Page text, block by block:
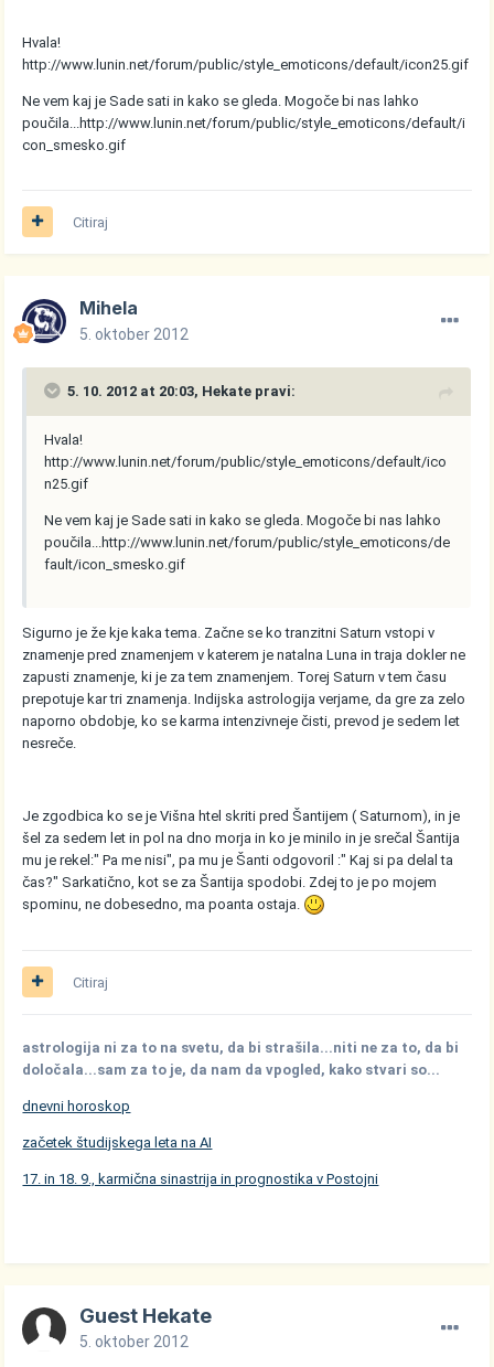
Hvala!
http://www.lunin.net/forum/public/style_emoticons/default/icon25.gif
Ne vem kaj je Sade sati in kako se gleda. Mogoče bi nas lahko
poučila...http://www.lunin.net/forum/public/style_emoticons/default/i
con_smesko.gif
Citiraj
Mihela
5. oktober 2012
5. 10. 2012 at 20:03, Hekate pravi:
Hvala!
http://www.lunin.net/forum/public/style_emoticons/default/ico
n25.gif
Ne vem kaj je Sade sati in kako se gleda. Mogoče bi nas lahko
poučila...http://www.lunin.net/forum/public/style_emoticons/de
fault/icon_smesko.gif
Sigurno je že kje kaka tema. Začne se ko tranzitni Saturn vstopi v
znamenje pred znamenjem v katerem je natalna Luna in traja dokler ne
zapusti znamenje, ki je za tem znamenjem. Torej Saturn v tem času
prepotuje kar tri znamenja. Indijska astrologija verjame, da gre za zelo
naporno obdobje, ko se karma intenzivneje čisti, prevod je sedem let
nesreče.
Je zgodbica ko se je Višna htel skriti pred Šantijem ( Saturnom), in je
šel za sedem let in pol na dno morja in ko je minilo in je srečal Šantija
mu je rekel:" Pa me nisi", pa mu je Šanti odgovoril :" Kaj si pa delal ta
čas?" Sarkatično, kot se za Šantija spodobi. Zdej to je po mojem
spominu, ne dobesedno, ma poanta ostaja.
Citiraj
astrologija ni za to na svetu, da bi strašila...niti ne za to, da bi
določala...sam za to je, da nam da vpogled, kako stvari so...
dnevni horoskop
začetek študijskega leta na AI
17. in 18. 9., karmična sinastrija in prognostika v Postojni
Guest Hekate
5. oktober 2012